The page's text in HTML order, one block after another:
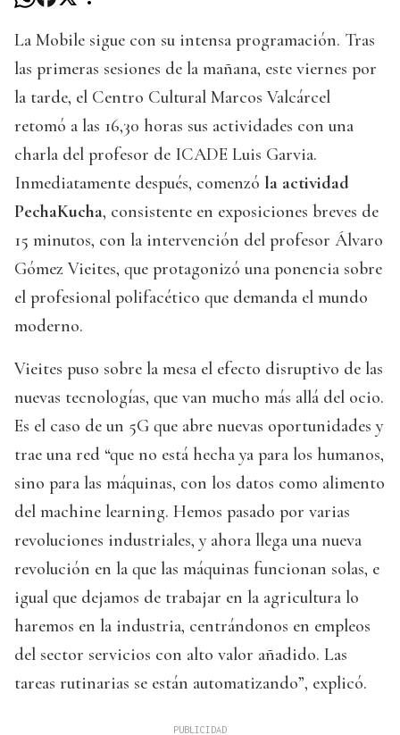
La Mobile sigue con su intensa programación. Tras
las primeras sesiones de la mañana, este viernes por
la tarde, el Centro Cultural Marcos Valcárcel
retomó a las 16,30 horas sus actividades con una
charla del profesor de ICADE Luis Garvia.
Inmediatamente después, comenzó la actividad
PechaKucha, consistente en exposiciones breves de
15 minutos, con la intervención del profesor Álvaro
Gómez Vieites, que protagonizó una ponencia sobre
el profesional polifacético que demanda el mundo
moderno.
Vieites puso sobre la mesa el efecto disruptivo de las
nuevas tecnologías, que van mucho más allá del ocio.
Es el caso de un 5G que abre nuevas oportunidades y
trae una red “que no está hecha ya para los humanos,
sino para las máquinas, con los datos como alimento
del machine learning. Hemos pasado por varias
revoluciones industriales, y ahora llega una nueva
revolución en la que las máquinas funcionan solas, e
igual que dejamos de trabajar en la agricultura lo
haremos en la industria, centrándonos en empleos
del sector servicios con alto valor añadido. Las
tareas rutinarias se están automatizando”, explicó.